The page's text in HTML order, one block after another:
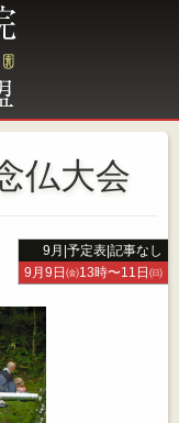
仏大会
9月 予定表 記事なし
9月9日㈮13時〜11日㈰